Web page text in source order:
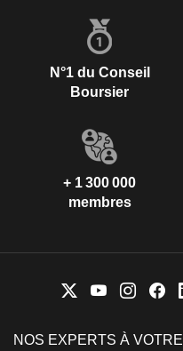
N°1 du Conseil
Boursier
+ 1 300 000
membres
NOS EXPERTS À VOTRE